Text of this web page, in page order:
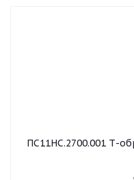
ПС11НС.2700.001 Т-